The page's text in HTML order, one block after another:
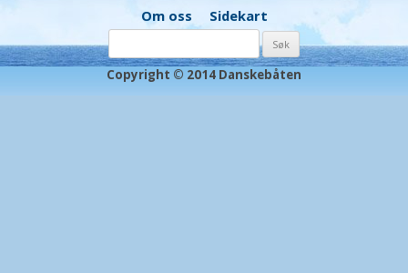
Om oss Sidekart
etter:
Copyright © 2014 Danskebåten